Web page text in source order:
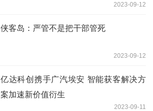
2023-09-12
侠客岛：严管不是把干部管死
2023-09-12
亿达科创携手广汽埃安 智能获客解决方
案加速新价值衍生
2023-09-11